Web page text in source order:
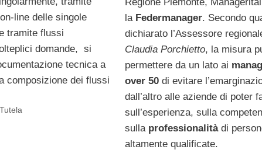
line delle singole
tramite flussi
domande, si
tecnica a
composizione dei flussi
la Federmanager. Secondo
dichiarato l’Assessore
Claudia Porchietto, la misura
permettere da un lato ai
over 50 di evitare
dall’altro alle aziende di poter
sull’esperienza, sulla
sulla professionalitàdi
altamente qualificate.